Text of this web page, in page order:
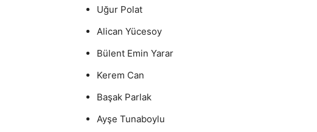
Uğur Polat
Alican Yücesoy
Bülent Emin Yarar
Kerem Can
Başak Parlak
Ayşe Tunaboylu